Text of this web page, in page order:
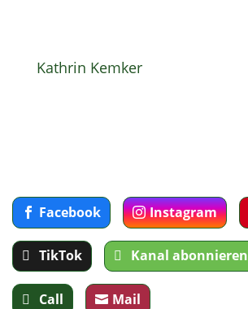
Kathrin Kemker
Facebook Instagram
TikTok Kanal abonnieren
Call Mail